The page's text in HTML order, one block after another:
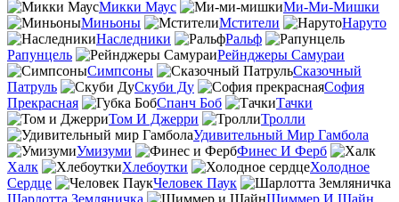
Микки Маус
Ми-Ми-Мишки
Миньоны
Мстители
Наруто
Наследники
Ральф
Рапунцель
Рейнджеры Самураи
Симпсоны
Сказочный
Патруль
Скуби Ду
София
Прекрасная
Спанч Боб
Тачки
Том И Джерри
Тролли
Удивительный Мир Гамбола
Умизуми
Финес И Ферб
Халк
Хлебоутки
Холодное
Сердце
Человек Паук
Шарлотта Земляничка
Шиммер И Шайн